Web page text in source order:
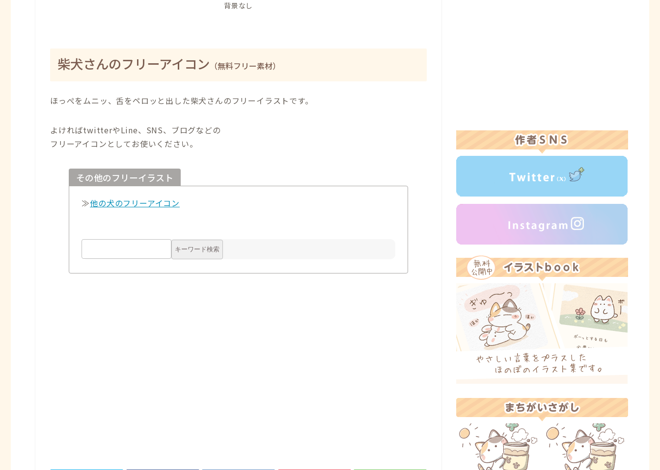
背景なし
柴犬さんのフリーアイコン （無料フリー素材）
ほっぺをムニッ、舌をペロッと出した柴犬さんのフリーイラストです。
よければtwitterやLine、SNS、ブログなどの
フリーアイコンとしてお使いください。
その他のフリーイラスト
≫他の犬のフリーアイコン